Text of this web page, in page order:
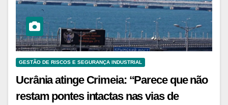
GESTÃO DE RISCOS E SEGURANÇA INDUSTRIAL
Ucrânia atinge Crimeia: “Parece que não
restam pontes intactas nas vias de